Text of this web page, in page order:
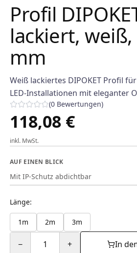
Profil
lackiert,
mm
Weiß lackiertes DIPOKET Profil
LED-Installationen mit eleganter
(0 Bewertungen)
118,08 €
inkl. MwSt.
AUF EINEN BLICK
Mit IP-Schutz abdichtbar
Länge:
1m 2m 3m
− 1 + In